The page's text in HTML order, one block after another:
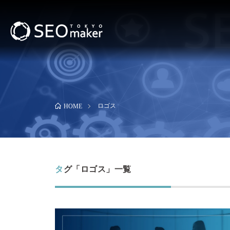
HOME ロゴス
タグ「ロゴス」一覧